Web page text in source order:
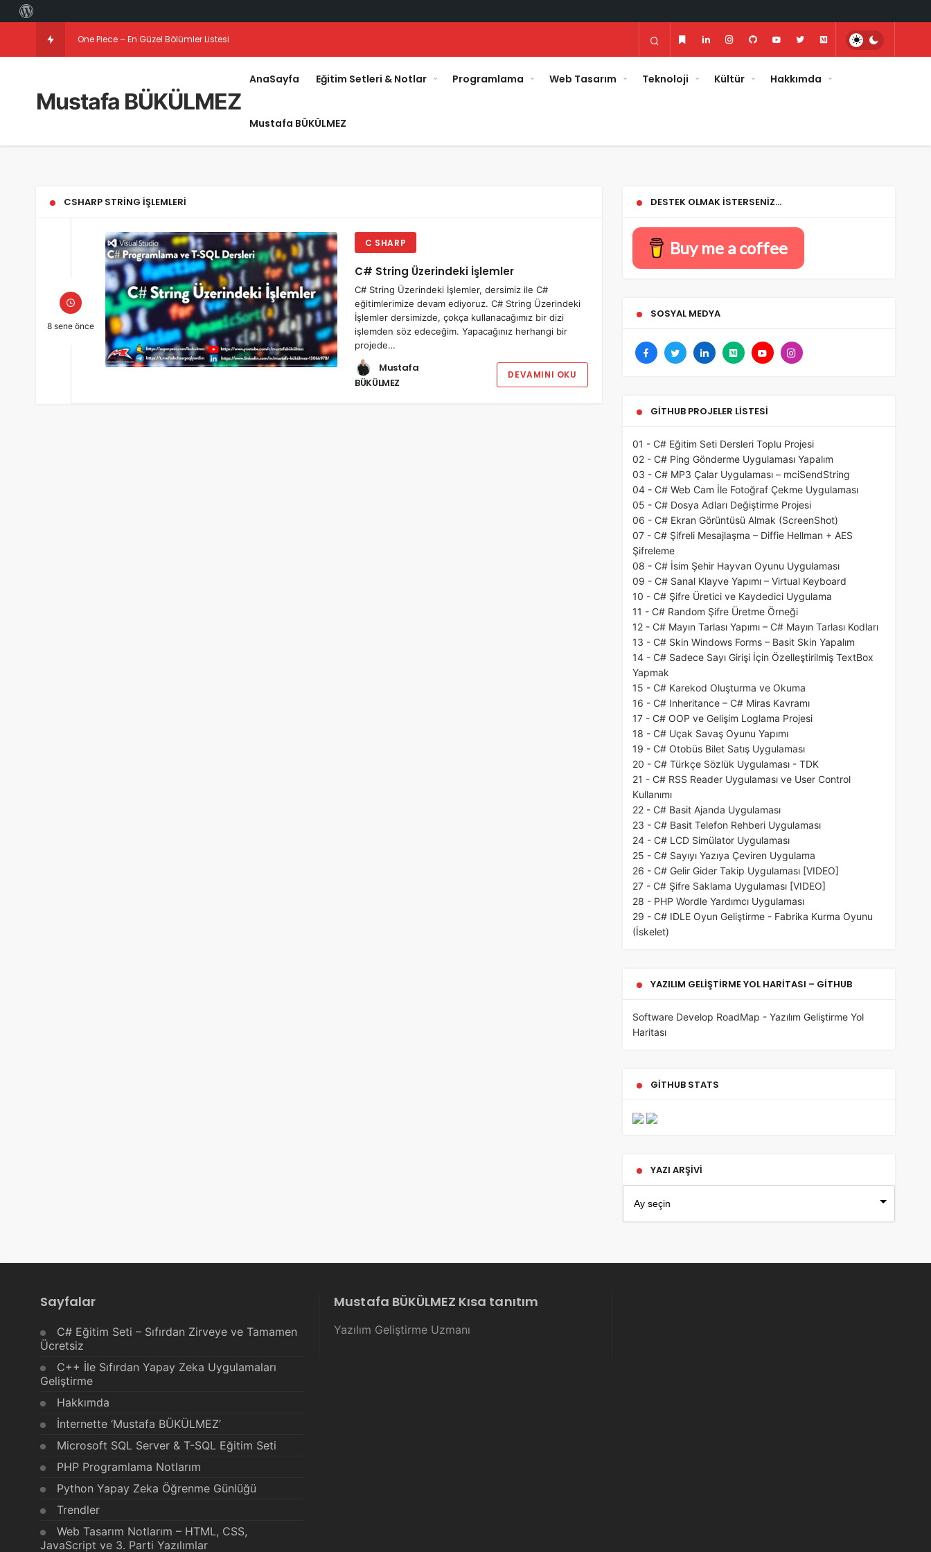
One Piece – En Güzel Bölümler Listesi
Mustafa BÜKÜLMEZ
AnaSayfa Eğitim Setleri & Notlar Programlama Web Tasarım Teknoloji Kültür Hakkımda
Mustafa BÜKÜLMEZ
CSHARP STRING IŞLEMLERI
8 sene önce
C SHARP
C# String Üzerindeki İşlemler
C# String Üzerindeki İşlemler, dersimiz ile C#
eğitimlerimize devam ediyoruz. C# String Üzerindeki
İşlemler dersimizde, çokça kullanacağımız bir dizi
işlemden söz edeceğim. Yapacağınız herhangi bir
projede…
Mustafa
BÜKÜLMEZ
DEVAMINI OKU
DESTEK OLMAK İSTERSENIZ…
Buy me a coffee
SOSYAL MEDYA
GITHUB PROJELER LISTESI
01 - C# Eğitim Seti Dersleri Toplu Projesi
02 - C# Ping Gönderme Uygulaması Yapalım
03 - C# MP3 Çalar Uygulaması – mciSendString
04 - C# Web Cam İle Fotoğraf Çekme Uygulaması
05 - C# Dosya Adları Değiştirme Projesi
06 - C# Ekran Görüntüsü Almak (ScreenShot)
07 - C# Şifreli Mesajlaşma – Diffie Hellman + AES
Şifreleme
08 - C# İsim Şehir Hayvan Oyunu Uygulaması
09 - C# Sanal Klayve Yapımı – Virtual Keyboard
10 - C# Şifre Üretici ve Kaydedici Uygulama
11 - C# Random Şifre Üretme Örneği
12 - C# Mayın Tarlası Yapımı – C# Mayın Tarlası Kodları
13 - C# Skin Windows Forms – Basit Skin Yapalım
14 - C# Sadece Sayı Girişi İçin Özelleştirilmiş TextBox
Yapmak
15 - C# Karekod Oluşturma ve Okuma
16 - C# Inheritance – C# Miras Kavramı
17 - C# OOP ve Gelişim Loglama Projesi
18 - C# Uçak Savaş Oyunu Yapımı
19 - C# Otobüs Bilet Satış Uygulaması
20 - C# Türkçe Sözlük Uygulaması - TDK
21 - C# RSS Reader Uygulaması ve User Control
Kullanımı
22 - C# Basit Ajanda Uygulaması
23 - C# Basit Telefon Rehberi Uygulaması
24 - C# LCD Simülator Uygulaması
25 - C# Sayıyı Yazıya Çeviren Uygulama
26 - C# Gelir Gider Takip Uygulaması [VIDEO]
27 - C# Şifre Saklama Uygulaması [VIDEO]
28 - PHP Wordle Yardımcı Uygulaması
29 - C# IDLE Oyun Geliştirme - Fabrika Kurma Oyunu
(İskelet)
YAZILIM GELIŞTIRME YOL HARITASI – GITHUB
Software Develop RoadMap - Yazılım Geliştirme Yol
Haritası
GITHUB STATS
YAZI ARŞIVI
Sayfalar
C# Eğitim Seti – Sıfırdan Zirveye ve Tamamen
Ücretsiz
C++ İle Sıfırdan Yapay Zeka Uygulamaları
Geliştirme
Hakkımda
İnternette ‘Mustafa BÜKÜLMEZ’
Microsoft SQL Server & T-SQL Eğitim Seti
PHP Programlama Notlarım
Python Yapay Zeka Öğrenme Günlüğü
Trendler
Web Tasarım Notlarım – HTML, CSS,
JavaScript ve 3. Parti Yazılımlar
Mustafa BÜKÜLMEZ Kısa tanıtım
Yazılım Geliştirme Uzmanı